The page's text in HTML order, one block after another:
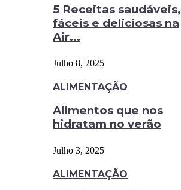
5 Receitas saudáveis,
fáceis e deliciosas na
Air...
Julho 8, 2025
ALIMENTAÇÃO
Alimentos que nos
hidratam no verão
Julho 3, 2025
ALIMENTAÇÃO